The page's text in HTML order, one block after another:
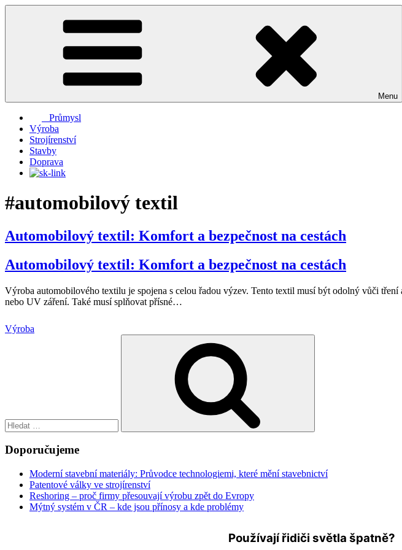
Přejít
Menu
Průmysl
Výroba
Strojírenství
Stavby
Doprava
#automobilový textil
Automobilový textil: Komfort a bezpečnost na cestách
Automobilový textil: Komfort a bezpečnost na cestách
Výroba automobilového textilu je spojena s celou řadou výzev. Tento textil musí být odolný vůči
nebo UV záření. Také musí splňovat přísné…
Výroba
Doporučujeme
Moderní stavební materiály: Průvodce technologiemi, které mění stavebnictví
Patentové války ve strojírenství
Reshoring – proč firmy přesouvají výrobu zpět do Evropy
Mýtný systém v ČR – kde jsou přínosy a kde problémy
Používají řidiči světla špatně?